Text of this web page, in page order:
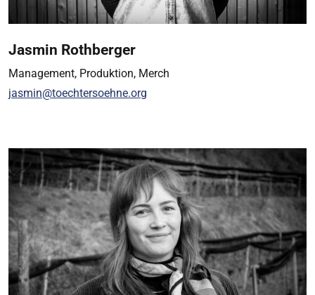
Jasmin Rothberger
Management, Produktion, Merch
jasmin@toechtersoehne.org